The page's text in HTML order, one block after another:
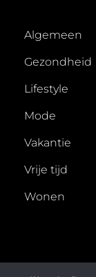
Algemeen
Gezondheid
Lifestyle
Mode
Vakantie
Vrije tijd
Wonen